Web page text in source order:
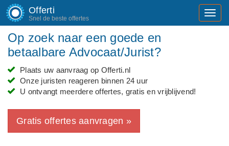
Offerti
Snel de beste offertes
Op zoek naar een goede en
betaalbare Advocaat/Jurist?
Plaats uw aanvraag op Offerti.nl
Onze juristen reageren binnen 24 uur
U ontvangt meerdere offertes, gratis en vrijblijvend!
Gratis offertes aanvragen »